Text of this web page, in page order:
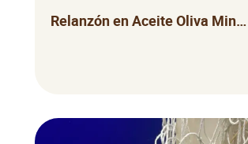
Relanzón en Aceite Oliva Mingo